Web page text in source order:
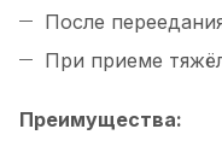
После
При приеме
Преимущества: